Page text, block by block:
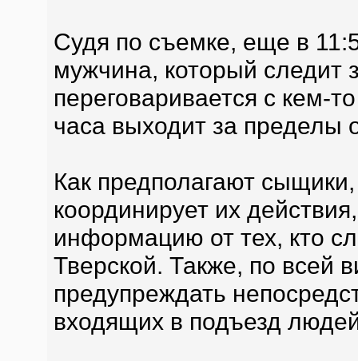
Судя по съемке, еще в
мужчина, который следит
переговаривается с кем-
часа выходит за пределы
Как предполагают
координирует их
информацию от тех, кто
Тверской. Также, по всей
предупреждать
входящих в подъезд